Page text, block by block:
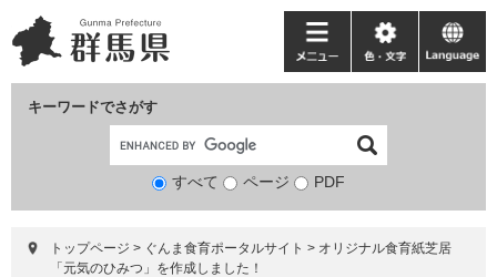
ー
ジ
ニ
ュ
て
キーワードでさがす
検
象
すべて ページ PDF
メ
ニ
ー
色・
文
language
トップページ > ぐんま食育ポータルサイト > オリジナル食育紙芝居
「元気のひみつ」を作成しました！